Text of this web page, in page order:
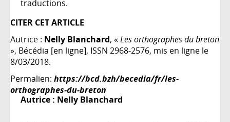
traductions.
CITER CET ARTICLE
Autrice : Nelly Blanchard, «Les orthographes du breton
», Bécédia [en ligne], ISSN 2968-2576, mis en ligne le
8/03/2018.
Permalien: https://bcd.bzh/becedia/fr/les-
orthographes-du-breton
Autrice : Nelly Blanchard